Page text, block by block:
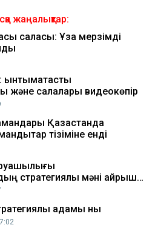
жаңалықтар:
саласы: Ұзақ мерзімді
ынтымақтастық
және салалары видеокөпір
Қазақстанда
тізіміне енді
стратегиялық мәні айрықша
қадамы нық